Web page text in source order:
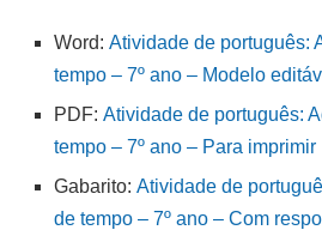
Word: Atividade de português:
tempo – 7º ano – Modelo
PDF: Atividade de português:
tempo – 7º ano – Para imprimir
Gabarito: Atividade de
de tempo – 7º ano – Com